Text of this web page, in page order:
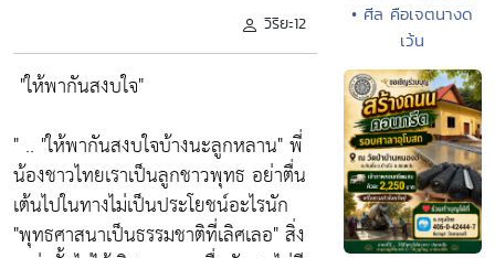
วิริยะ12
"ให้พากันสงบใจ"
" .. "ให้พากันสงบใจบ้างนะลูกหลาน"พี่
น้องชาวไทยเราเป็นลูกชาวพุทธ อย่าตื่น
เต้นไปในทางไม่เป็นประโยชน์อะไรนัก
"พุทธศาสนาเป็นธรรมชาติที่เลิศเลอ"สิ่ง
• ศีล คือเจตนางด
เว้น